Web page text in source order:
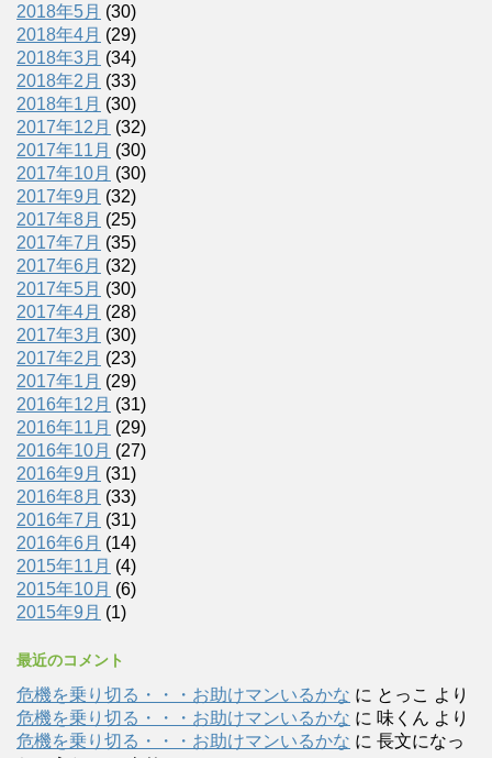
2018年5月 (30)
2018年4月 (29)
2018年3月 (34)
2018年2月 (33)
2018年1月 (30)
2017年12月 (32)
2017年11月 (30)
2017年10月 (30)
2017年9月 (32)
2017年8月 (25)
2017年7月 (35)
2017年6月 (32)
2017年5月 (30)
2017年4月 (28)
2017年3月 (30)
2017年2月 (23)
2017年1月 (29)
2016年12月 (31)
2016年11月 (29)
2016年10月 (27)
2016年9月 (31)
2016年8月 (33)
2016年7月 (31)
2016年6月 (14)
2015年11月 (4)
2015年10月 (6)
2015年9月 (1)
最近のコメント
危機を乗り切る・・・お助けマンいるかな に とっこ より
危機を乗り切る・・・お助けマンいるかな に 味くん より
危機を乗り切る・・・お助けマンいるかな に 長文になっ